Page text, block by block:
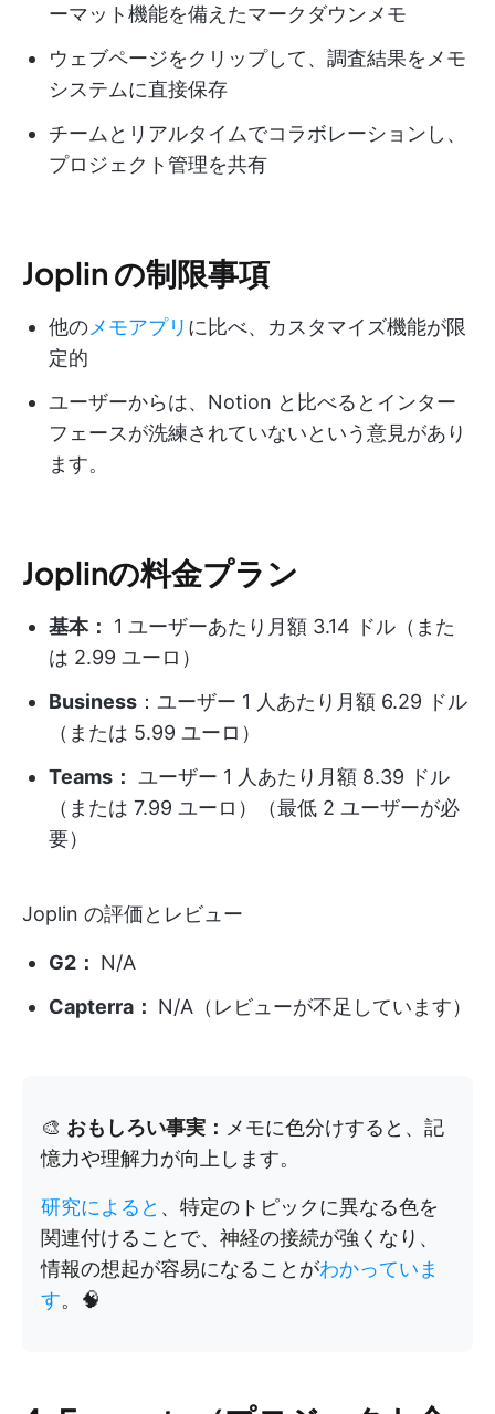
ーマット機能を備えたマークダウンメモ
ウェブページをクリップして、調査結果をメモ
システムに直接保存
チームとリアルタイムでコラボレーションし、
プロジェクト管理を共有
Joplin の制限事項
他のメモアプリ に比べ、カスタマイズ機能が限
定的
ユーザーからは、Notion と比べるとインター
フェースが洗練されていないという意見があり
ます。
Joplinの料金プラン
基本：
1 ユーザーあたり月額 3.14 ドル（また
は 2.99 ユーロ）
Business ：ユーザー 1 人あたり月額 6.29 ドル
（または 5.99 ユーロ）
Teams： ユーザー 1 人あたり月額 8.39 ドル
（または 7.99 ユーロ）（最低 2 ユーザーが必
要）
Joplin の評価とレビュー
G2： N/A
Capterra： N/A（レビューが不足しています）
🎨 おもしろい事実： メモに色分けすると、記
憶力や理解力が向上します。
研究によると 、特定のトピックに異なる色を
関連付けることで、神経の接続が強くなり、
情報の想起が容易になることがわかっていま
す。🧠